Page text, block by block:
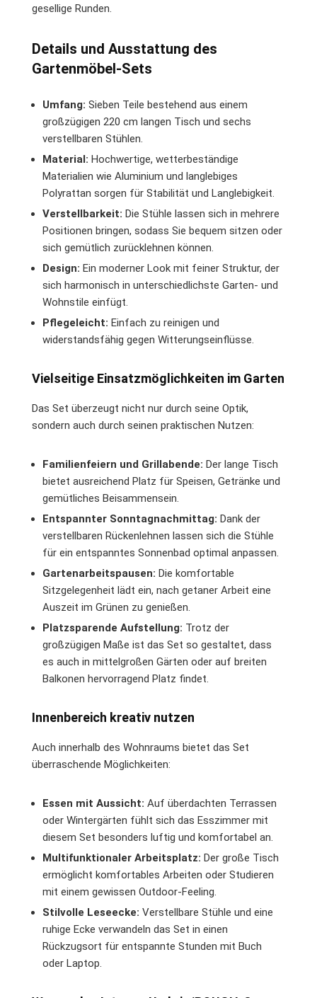
gesellige Runden.
Details und Ausstattung des
Gartenmöbel-Sets
Umfang: Sieben Teile bestehend aus einem
großzügigen 220 cm langen Tisch und sechs
verstellbaren Stühlen.
Material: Hochwertige, wetterbeständige
Materialien wie Aluminium und langlebiges
Polyrattan sorgen für Stabilität und Langlebigkeit.
Verstellbarkeit: Die Stühle lassen sich in mehrere
Positionen bringen, sodass Sie bequem sitzen oder
sich gemütlich zurücklehnen können.
Design: Ein moderner Look mit feiner Struktur, der
sich harmonisch in unterschiedlichste Garten- und
Wohnstile einfügt.
Pflegeleicht: Einfach zu reinigen und
widerstandsfähig gegen Witterungseinflüsse.
Vielseitige Einsatzmöglichkeiten im Garten
Das Set überzeugt nicht nur durch seine Optik,
sondern auch durch seinen praktischen Nutzen:
Familienfeiern und Grillabende: Der lange Tisch
bietet ausreichend Platz für Speisen, Getränke und
gemütliches Beisammensein.
Entspannter Sonntagnachmittag: Dank der
verstellbaren Rückenlehnen lassen sich die Stühle
für ein entspanntes Sonnenbad optimal anpassen.
Gartenarbeitspausen: Die komfortable
Sitzgelegenheit lädt ein, nach getaner Arbeit eine
Auszeit im Grünen zu genießen.
Platzsparende Aufstellung: Trotz der
großzügigen Maße ist das Set so gestaltet, dass
es auch in mittelgroßen Gärten oder auf breiten
Balkonen hervorragend Platz findet.
Innenbereich kreativ nutzen
Auch innerhalb des Wohnraums bietet das Set
überraschende Möglichkeiten:
Essen mit Aussicht: Auf überdachten Terrassen
oder Wintergärten fühlt sich das Esszimmer mit
diesem Set besonders luftig und komfortabel an.
Multifunktionaler Arbeitsplatz: Der große Tisch
ermöglicht komfortables Arbeiten oder Studieren
mit einem gewissen Outdoor-Feeling.
Stilvolle Leseecke: Verstellbare Stühle und eine
ruhige Ecke verwandeln das Set in einen
Rückzugsort für entspannte Stunden mit Buch
oder Laptop.